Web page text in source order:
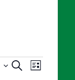
Suche Liste